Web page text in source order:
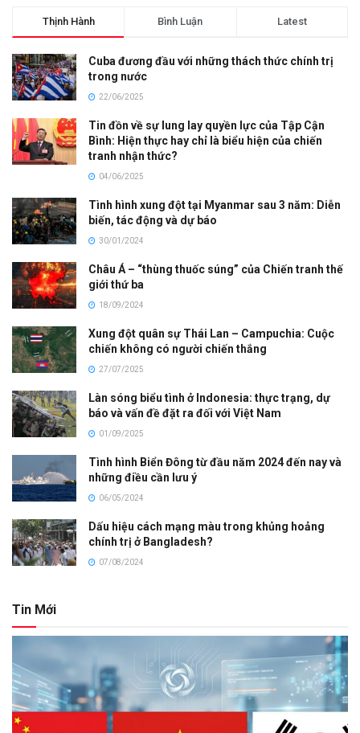
Thịnh Hành Bình Luận Latest
Cuba đương đầu với những thách thức chính trị
trong nước
22/06/2025
Tin đồn về sự lung lay quyền lực của Tập Cận
Bình: Hiện thực hay chỉ là biểu hiện của chiến
tranh nhận thức?
04/06/2025
Tình hình xung đột tại Myanmar sau 3 năm: Diễn
biến, tác động và dự báo
30/01/2024
Châu Á – “thùng thuốc súng” của Chiến tranh thế
giới thứ ba
18/09/2024
Xung đột quân sự Thái Lan – Campuchia: Cuộc
chiến không có người chiến thắng
27/07/2025
Làn sóng biểu tình ở Indonesia: thực trạng, dự
báo và vấn đề đặt ra đối với Việt Nam
01/09/2025
Tình hình Biển Đông từ đầu năm 2024 đến nay và
những điều cần lưu ý
06/05/2024
Dấu hiệu cách mạng màu trong khủng hoảng
chính trị ở Bangladesh?
07/08/2024
Tin Mới